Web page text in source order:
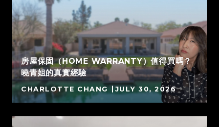
房屋保固（HOME WARRANTY）值得買嗎？
曉青姐的真實經驗
CHARLOTTE CHANG JULY 30, 2026